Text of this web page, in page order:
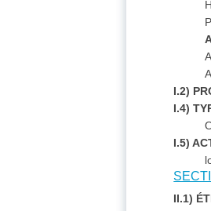
I.2)
I.4)
I.5)
II.1)